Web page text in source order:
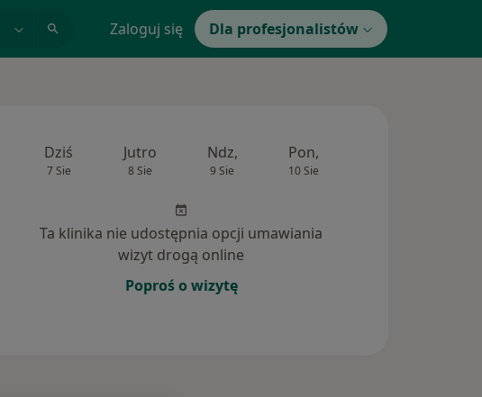
Zaloguj się Dla profesjonalistów
Dziś
7 Sie
Jutro
8 Sie
Ndz,
9 Sie
Pon,
10 Sie
Ta klinika nie udostępnia opcji umawiania
wizyt drogą online
Poproś o wizytę